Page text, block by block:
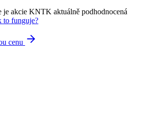
je akcie KNTK aktuálně podhodnocená
to funguje?
cenu